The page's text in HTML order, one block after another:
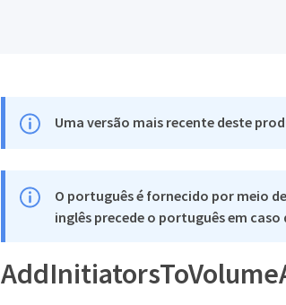
Uma versão mais recente deste
O português é fornecido por meio
inglês precede o português em